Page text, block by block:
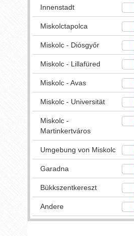
Innenstadt
Miskolctapolca
Miskolc - Diósgyőr
Miskolc - Lillafüred
Miskolc - Avas
Miskolc - Universität
Miskolc -
Martinkertváros
Umgebung von Miskolc
Garadna
Bükkszentkereszt
Andere